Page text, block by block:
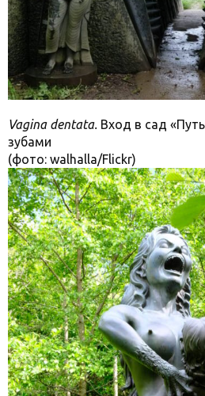
Vagina dentata. Вход в сад
зубами
(фото: walhalla/Flickr)